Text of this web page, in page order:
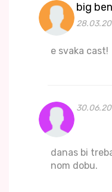
big ben
e svaka cast!
danas bi
nom dobu.